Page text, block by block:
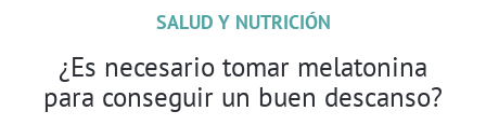
SALUD Y NUTRICIÓN
¿Es necesario tomar melatonina
para conseguir un buen descanso?